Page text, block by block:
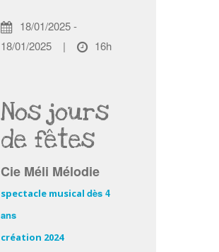
18/01/2025 -
18/01/2025
| 16h
Nos jours
de fêtes
Cie Méli Mélodie
spectacle musical dès 4
ans
création 2024